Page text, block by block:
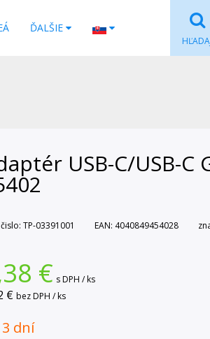
ĎALŠIE
USB-C/USB-C
TP-03391001 EAN: 4040849454028
€ s DPH / ks
€ bez DPH / ks
dní